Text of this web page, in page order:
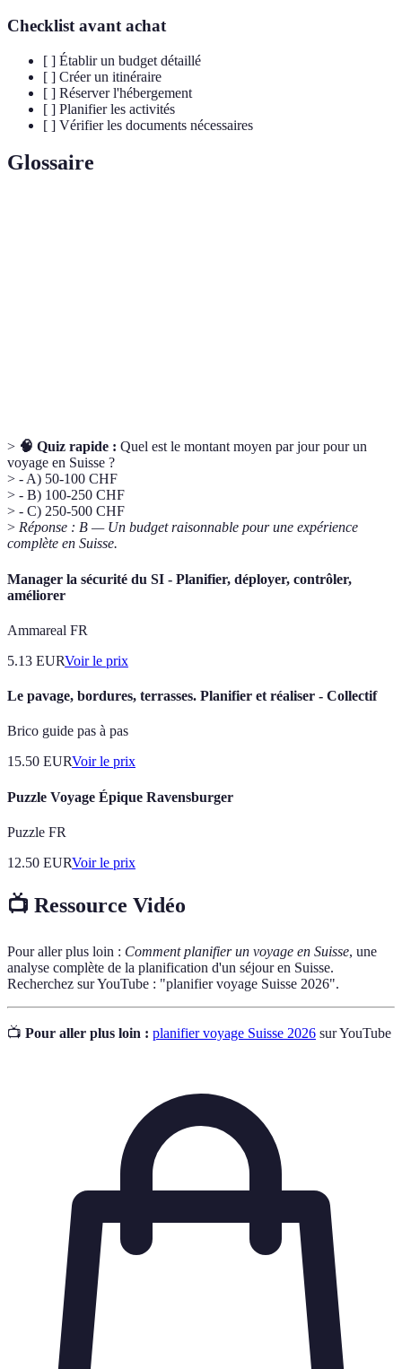
Checklist avant achat
[ ] Établir un budget détaillé
[ ] Créer un itinéraire
[ ] Réserver l'hébergement
[ ] Planifier les activités
[ ] Vérifier les documents nécessaires
Glossaire
> 🧠 Quiz rapide : Quel est le montant moyen par jour pour un
voyage en Suisse ?
> - A) 50-100 CHF
> - B) 100-250 CHF
> - C) 250-500 CHF
> Réponse : B — Un budget raisonnable pour une expérience
complète en Suisse.
Manager la sécurité du SI - Planifier, déployer, contrôler,
améliorer
Ammareal FR
5.13 EURVoir le prix
Le pavage, bordures, terrasses. Planifier et réaliser - Collectif
Brico guide pas à pas
15.50 EURVoir le prix
Puzzle Voyage Épique Ravensburger
Puzzle FR
12.50 EURVoir le prix
📺 Ressource Vidéo
Pour aller plus loin : Comment planifier un voyage en Suisse, une
analyse complète de la planification d'un séjour en Suisse.
Recherchez sur YouTube : "planifier voyage Suisse 2026".
📺 Pour aller plus loin : planifier voyage Suisse 2026 sur YouTube